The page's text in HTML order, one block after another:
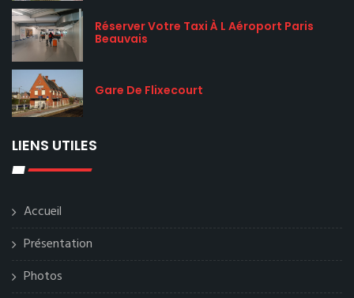
Réserver Votre Taxi À L Aéroport Paris
Beauvais
Gare De Flixecourt
LIENS UTILES
Accueil
Présentation
Photos